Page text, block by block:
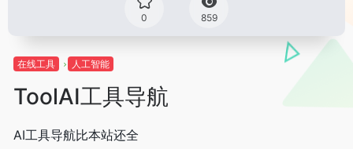
0 859
在线工具 人工智能
ToolAI工具导航
AI工具导航比本站还全